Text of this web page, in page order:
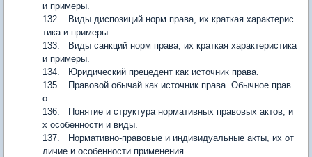
и примеры.
132. Виды диспозиций норм права, их краткая характерис
тика и примеры.
133. Виды санкций норм права, их краткая характеристика
и примеры.
134. Юридический прецедент как источник права.
135. Правовой обычай как источник права. Обычное прав
о.
136. Понятие и структура нормативных правовых актов, и
х особенности и виды.
137. Нормативно-правовые и индивидуальные акты, их от
личие и особенности применения.